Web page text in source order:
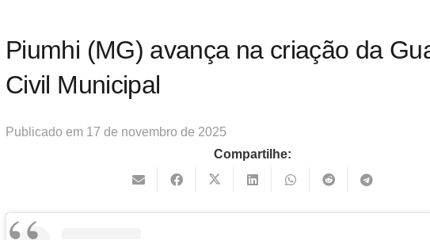
Piumhi (MG) avança na criação da
Civil Municipal
Publicado em 17 de novembro de 2025
Compartilhe: